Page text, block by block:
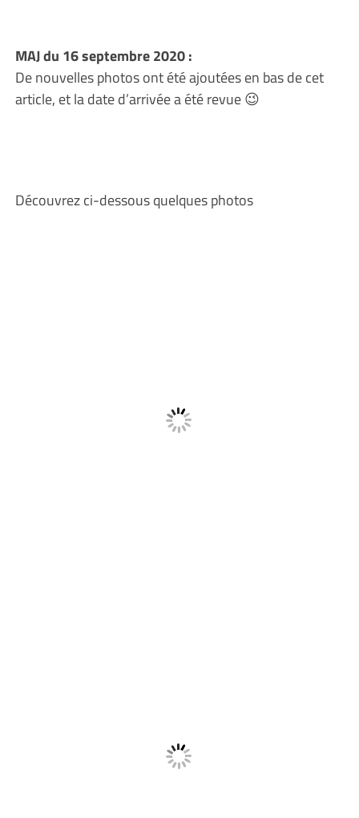
MAJ du 16 septembre 2020 :
De nouvelles photos ont été ajoutées en bas de cet
article, et la date d’arrivée a été revue 😉
Découvrez ci-dessous quelques photos